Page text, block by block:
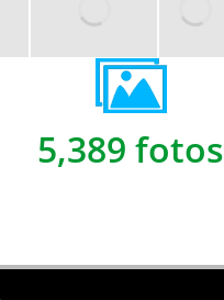
5,389 fotos